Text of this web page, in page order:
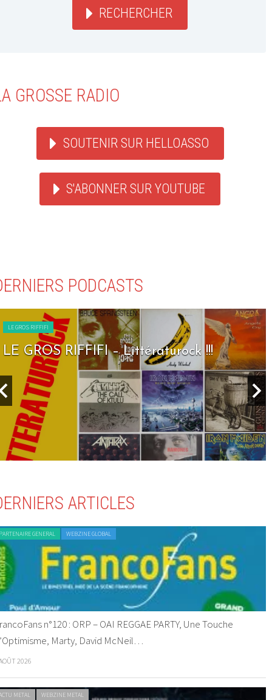
RECHERCHER
GROSSE RADIO
SOUTENIR SUR HELLOASSO
S'ABONNER SUR YOUTUBE
PODCASTS
LE GROS RIFFIFI
LE GROS RIFFIFI – Seven Days To Rock !!!
ARTICLES
GENERAL WEBZINE GLOBAL
n°120 : ORP – OAI REGGAE PARTY, Une Touche
Marty, David McNeil…
2026
METAL WEBZINE METAL